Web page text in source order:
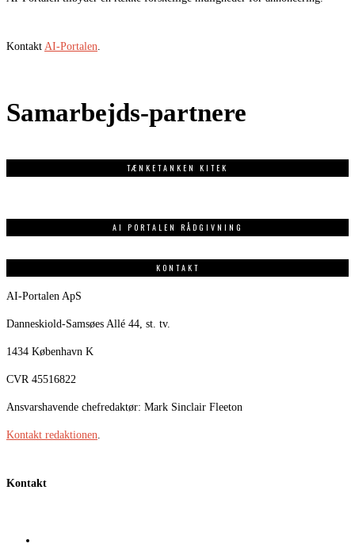
Kontakt AI-Portalen.
Samarbejds-partnere
TÆNKETANKEN KITEK
AI PORTALEN RÅDGIVNING
KONTAKT
AI-Portalen ApS
Danneskiold-Samsøes Allé 44, st. tv.
1434 København K
CVR 45516822
Ansvarshavende chefredaktør: Mark Sinclair Fleeton
Kontakt redaktionen.
Kontakt